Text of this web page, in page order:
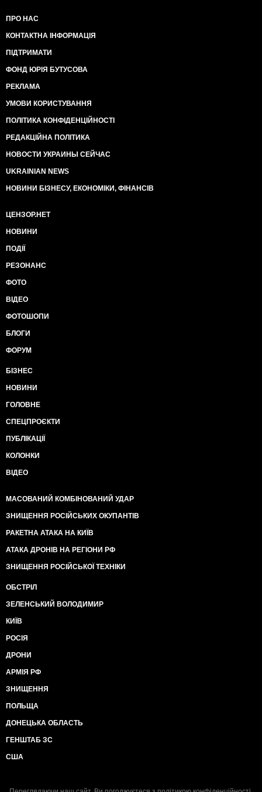
ПРО НАС
КОНТАКТНА ІНФОРМАЦІЯ
ПІДТРИМАТИ
ФОНД ЮРІЯ БУТУСОВА
РЕКЛАМА
УМОВИ КОРИСТУВАННЯ
ПОЛІТИКА КОНФІДЕНЦІЙНОСТІ
РЕДАКЦІЙНА ПОЛІТИКА
НОВОСТИ УКРАИНЫ СЕЙЧАС
UKRAINIAN NEWS
НОВИНИ БІЗНЕСУ, ЕКОНОМІКИ, ФІНАНСІВ
ЦЕНЗОР.НЕТ
НОВИНИ
ПОДІЇ
РЕЗОНАНС
ФОТО
ВІДЕО
ФОТОШОПИ
БЛОГИ
ФОРУМ
БІЗНЕС
НОВИНИ
ГОЛОВНЕ
СПЕЦПРОЄКТИ
ПУБЛІКАЦІЇ
КОЛОНКИ
ВІДЕО
МАСОВАНИЙ КОМБІНОВАНИЙ УДАР
ЗНИЩЕННЯ РОСІЙСЬКИХ ОКУПАНТІВ
РАКЕТНА АТАКА НА КИЇВ
АТАКА ДРОНІВ НА РЕГІОНИ РФ
ЗНИЩЕННЯ РОСІЙСЬКОЇ ТЕХНІКИ
ОБСТРІЛ
ЗЕЛЕНСЬКИЙ ВОЛОДИМИР
КИЇВ
РОСІЯ
ДРОНИ
АРМІЯ РФ
ЗНИЩЕННЯ
ПОЛЬЩА
ДОНЕЦЬКА ОБЛАСТЬ
ГЕНШТАБ ЗС
США